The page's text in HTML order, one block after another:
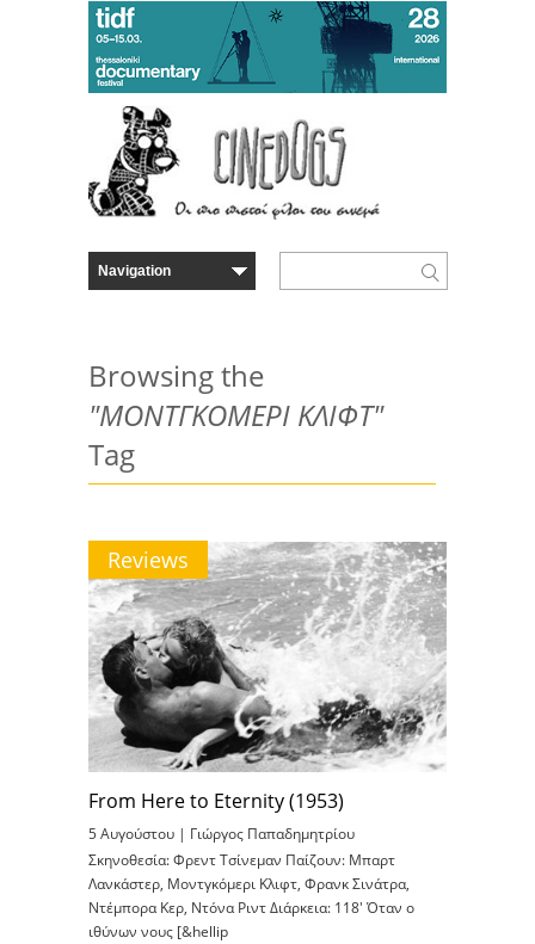
Browsing the
"ΜΟΝΤΓΚΟΜΕΡΙ ΚΛΙΦΤ"
Tag
Reviews
From Here to Eternity (1953)
5 Αυγούστου | Γιώργος Παπαδημητρίου
Σκηνοθεσία: Φρεντ Τσίνεμαν Παίζουν: Μπαρτ
Λανκάστερ, Μοντγκόμερι Κλιφτ, Φρανκ Σινάτρα,
Ντέμπορα Κερ, Ντόνα Ριντ Διάρκεια: 118′ Όταν ο
ιθύνων νους [&hellip